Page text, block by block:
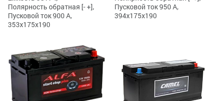
Полярность обратная [- +],
Пусковой ток 900 А,
353x175x190
Пусковой ток 950 А,
394x175x190